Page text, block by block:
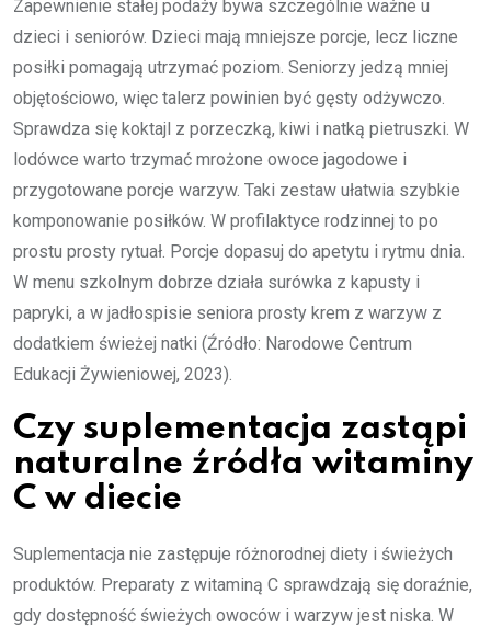
Zapewnienie stałej podaży bywa szczególnie ważne u
dzieci i seniorów. Dzieci mają mniejsze porcje, lecz liczne
posiłki pomagają utrzymać poziom. Seniorzy jedzą mniej
objętościowo, więc talerz powinien być gęsty odżywczo.
Sprawdza się koktajl z porzeczką, kiwi i natką pietruszki. W
lodówce warto trzymać mrożone owoce jagodowe i
przygotowane porcje warzyw. Taki zestaw ułatwia szybkie
komponowanie posiłków. W profilaktyce rodzinnej to po
prostu prosty rytuał. Porcje dopasuj do apetytu i rytmu dnia.
W menu szkolnym dobrze działa surówka z kapusty i
papryki, a w jadłospisie seniora prosty krem z warzyw z
dodatkiem świeżej natki (Źródło: Narodowe Centrum
Edukacji Żywieniowej, 2023).
Czy suplementacja zastąpi
naturalne źródła witaminy
C w diecie
Suplementacja nie zastępuje różnorodnej diety i świeżych
produktów. Preparaty z witaminą C sprawdzają się doraźnie,
gdy dostępność świeżych owoców i warzyw jest niska. W